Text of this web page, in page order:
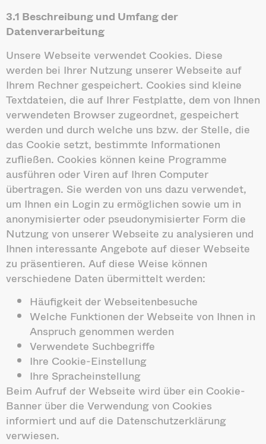
3.1 Beschreibung und Umfang der
Datenverarbeitung
Unsere Webseite verwendet Cookies. Diese
werden bei Ihrer Nutzung unserer Webseite auf
Ihrem Rechner gespeichert. Cookies sind kleine
Textdateien, die auf Ihrer Festplatte, dem von Ihnen
verwendeten Browser zugeordnet, gespeichert
werden und durch welche uns bzw. der Stelle, die
das Cookie setzt, bestimmte Informationen
zufließen. Cookies können keine Programme
ausführen oder Viren auf Ihren Computer
übertragen. Sie werden von uns dazu verwendet,
um Ihnen ein Login zu ermöglichen sowie um in
anonymisierter oder pseudonymisierter Form die
Nutzung von unserer Webseite zu analysieren und
Ihnen interessante Angebote auf dieser Webseite
zu präsentieren. Auf diese Weise können
verschiedene Daten übermittelt werden:
Häufigkeit der Webseitenbesuche
Welche Funktionen der Webseite von Ihnen in
Anspruch genommen werden
Verwendete Suchbegriffe
Ihre Cookie-Einstellung
Ihre Spracheinstellung
Beim Aufruf der Webseite wird über ein Cookie-
Banner über die Verwendung von Cookies
informiert und auf die Datenschutzerklärung
verwiesen.